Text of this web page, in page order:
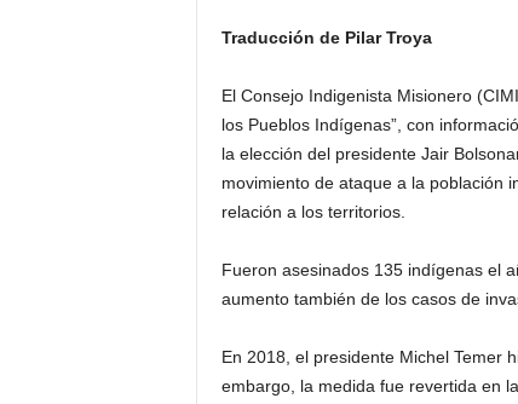
Traducción de Pilar Troya
El Consejo Indigenista Misionero
los Pueblos Indígenas”, con
la elección del presidente Jair
movimiento de ataque a la población
relación a los territorios.
Fueron asesinados 135 indígenas el
aumento también de los casos de
En 2018, el presidente Michel Temer
embargo, la medida fue revertida en